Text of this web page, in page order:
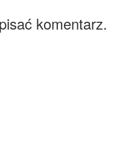
komentarz.